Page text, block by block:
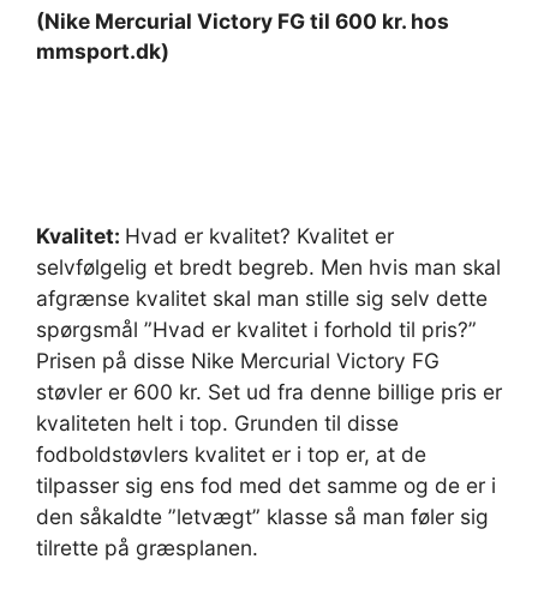
(Nike Mercurial Victory FG til 600 kr. hos
mmsport.dk)
Kvalitet: Hvad er kvalitet? Kvalitet er
selvfølgelig et bredt begreb. Men hvis man skal
afgrænse kvalitet skal man stille sig selv dette
spørgsmål ”Hvad er kvalitet i forhold til pris?”
Prisen på disse Nike Mercurial Victory FG
støvler er 600 kr. Set ud fra denne billige pris er
kvaliteten helt i top. Grunden til disse
fodboldstøvlers kvalitet er i top er, at de
tilpasser sig ens fod med det samme og de er i
den såkaldte ”letvægt” klasse så man føler sig
tilrette på græsplanen.